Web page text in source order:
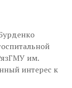
им.
интерес к